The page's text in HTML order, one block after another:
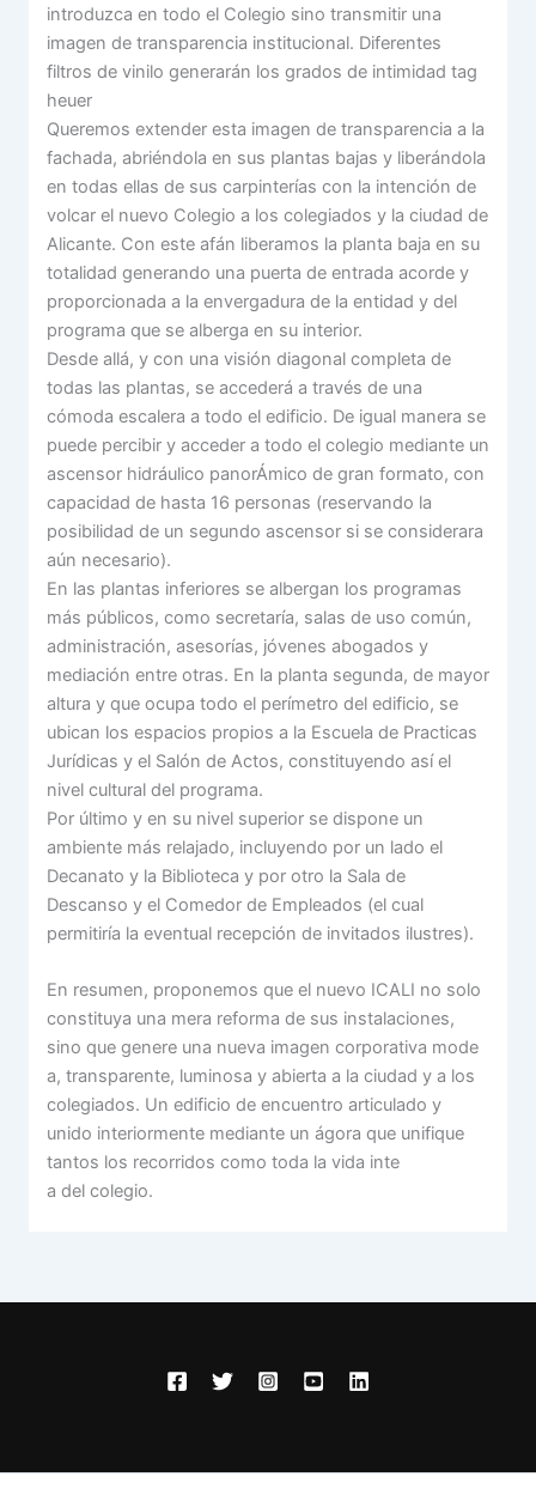
introduzca en todo el Colegio sino transmitir una
imagen de transparencia institucional. Diferentes
filtros de vinilo generarán los grados de intimidad tag
heuer
Queremos extender esta imagen de transparencia a la
fachada, abriéndola en sus plantas bajas y liberándola
en todas ellas de sus carpinterías con la intención de
volcar el nuevo Colegio a los colegiados y la ciudad de
Alicante. Con este afán liberamos la planta baja en su
totalidad generando una puerta de entrada acorde y
proporcionada a la envergadura de la entidad y del
programa que se alberga en su interior.
Desde allá, y con una visión diagonal completa de
todas las plantas, se accederá a través de una
cómoda escalera a todo el edificio. De igual manera se
puede percibir y acceder a todo el colegio mediante un
ascensor hidráulico panorÁmico de gran formato, con
capacidad de hasta 16 personas (reservando la
posibilidad de un segundo ascensor si se considerara
aún necesario).
En las plantas inferiores se albergan los programas
más públicos, como secretaría, salas de uso común,
administración, asesorías, jóvenes abogados y
mediación entre otras. En la planta segunda, de mayor
altura y que ocupa todo el perímetro del edificio, se
ubican los espacios propios a la Escuela de Practicas
Jurídicas y el Salón de Actos, constituyendo así el
nivel cultural del programa.
Por último y en su nivel superior se dispone un
ambiente más relajado, incluyendo por un lado el
Decanato y la Biblioteca y por otro la Sala de
Descanso y el Comedor de Empleados (el cual
permitiría la eventual recepción de invitados ilustres).
En resumen, proponemos que el nuevo ICALI no solo
constituya una mera reforma de sus instalaciones,
sino que genere una nueva imagen corporativa mode
a, transparente, luminosa y abierta a la ciudad y a los
colegiados. Un edificio de encuentro articulado y
unido interiormente mediante un ágora que unifique
tantos los recorridos como toda la vida inte
a del colegio.